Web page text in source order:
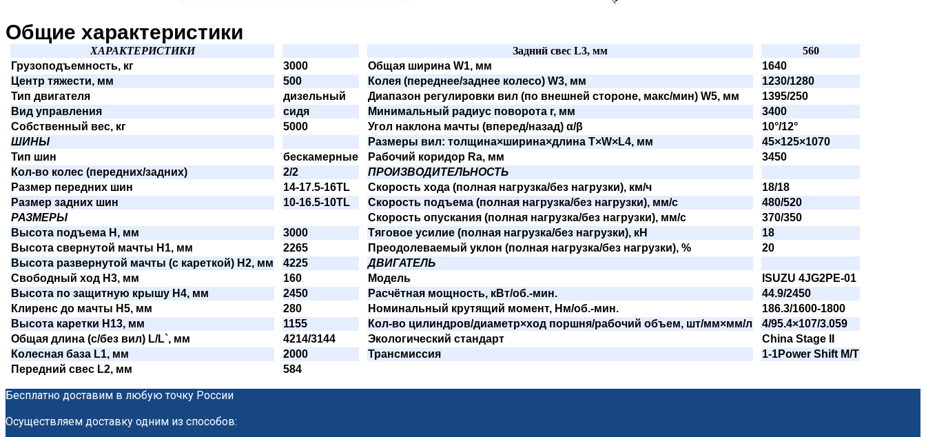
Общие характеристики
ХАРАКТЕРИСТИКИ Задний свес L3, мм
560
Грузоподъемность, кг
3000 Общая ширина W1, мм
1640
Центр тяжести, мм
500 Колея (переднее/заднее колесо) W3, мм
1230/1280
Тип двигателя
дизельный Диапазон регулировки вил (по внешней стороне, макс/мин) W5, мм
1395/250
Вид управления
сидя Минимальный радиус поворота r, мм
3400
Собственный вес, кг
5000 Угол наклона мачты (вперед/назад) α/β
10°/12°
ШИНЫ
Размеры вил: толщина×ширина×длина T×W×L4, мм
45×125×1070
Тип шин
бескамерные Рабочий коридор Ra, мм
3450
Кол-во колес (передних/задних)
2/2
ПРОИЗВОДИТЕЛЬНОСТЬ
Размер передних шин
14-17.5-16TL Скорость хода (полная нагрузка/без нагрузки), км/ч
18/18
Размер задних шин
10-16.5-10TL Скорость подъема (полная нагрузка/без нагрузки), мм/с
480/520
РАЗМЕРЫ
Скорость опускания (полная нагрузка/без нагрузки), мм/с
370/350
Высота подъема H, мм
3000 Тяговое усилие (полная нагрузка/без нагрузки), кН
18
Высота свернутой мачты H1, мм
2265 Преодолеваемый уклон (полная нагрузка/без нагрузки), %
20
Высота развернутой мачты (с кареткой) H2, мм
4225
ДВИГАТЕЛЬ
Свободный ход H3, мм
160 Модель
ISUZU 4JG2PE-01
Высота по защитную крышу H4, мм
2450 Расчётная мощность, кВт/об.-мин.
44.9/2450
Клиренс до мачты H5, мм
280 Номинальный крутящий момент, Нм/об.-мин.
186.3/1600-1800
Высота каретки H13, мм
1155 Кол-во цилиндров/диаметр×ход поршня/рабочий объем, шт/мм×мм/л
4/95.4×107/3.059
Общая длина (с/без вил) L/L`, мм
4214/3144 Экологический стандарт
China Stage II
Колесная база L1, мм
2000 Трансмиссия
1-1Power Shift M/T
Передний свес L2, мм
584
Бесплатно доставим в любую точку России
Осуществляем доставку одним из способов: